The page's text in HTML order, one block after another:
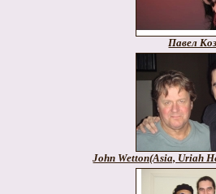
Павел
John Wetton(Asia, Uriah